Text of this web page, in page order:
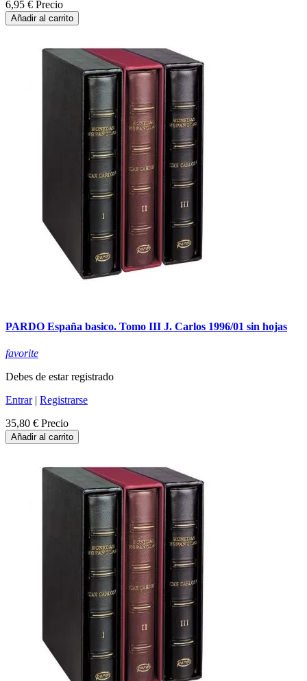
6,95 € Precio
Añadir al carrito
PARDO España basico. Tomo III J. Carlos 1996/01 sin hojas
favorite
Debes de estar registrado
Entrar| Registrarse
35,80 € Precio
Añadir al carrito